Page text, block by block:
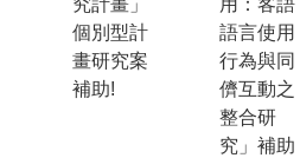
究計畫」
個別型計
畫研究案
補助!
用：客語
語言使用
行為與同
儕互動之
整合研
究」補助